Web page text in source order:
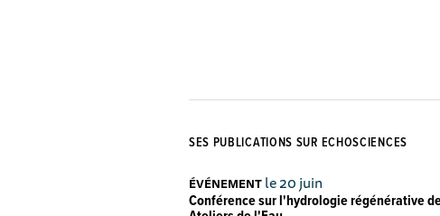
SES PUBLICATIONS SUR ECHOSCIENCES
ÉVÉNEMENT le 20 juin
Conférence sur l'hydrologie régénérative